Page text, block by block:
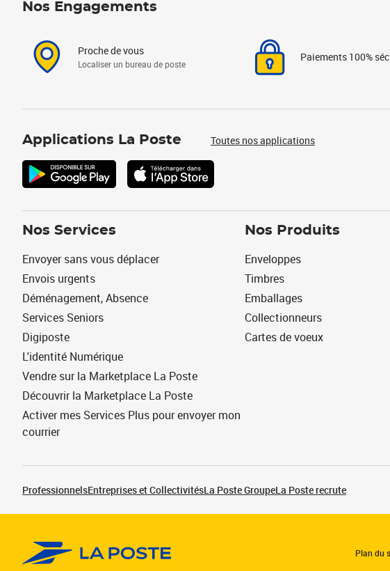
Nos Engagements
Proche de vous
Localiser un bureau de poste
Paiements 100%
Applications La Poste Toutes nos applications
Nos Services
Envoyer sans vous déplacer
Envois urgents
Déménagement, Absence
Services Seniors
Digiposte
L'identité Numérique
Vendre sur la Marketplace La Poste
Découvrir la Marketplace La Poste
Activer mes Services Plus pour envoyer mon
courrier
Nos Produits
Enveloppes
Timbres
Emballages
Collectionneurs
Cartes de voeux
ProfessionnelsEntreprises et CollectivitésLa Poste GroupeLa Poste recrute
Plan du